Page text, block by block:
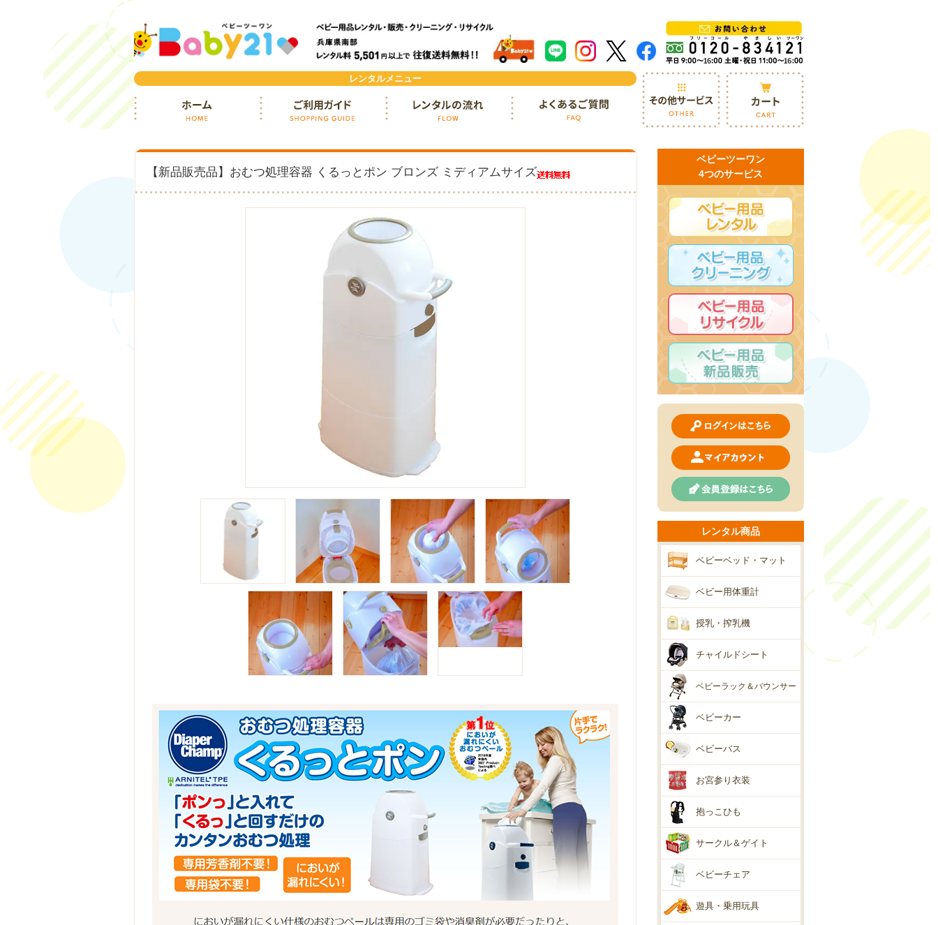
レンタルメニュー
【新品販売品】おむつ処理容器 くるっとポン ブロンズ ミディアムサイズ
ベビーツーワン
4つのサービス
レンタル商品
ベビーベッド・マット
ベビー用体重計
授乳・搾乳機
チャイルドシート
ベビーラック＆バウンサー
ベビーカー
ベビーバス
お宮参り衣装
抱っこひも
サークル＆ゲイト
ベビーチェア
遊具・乗用玩具